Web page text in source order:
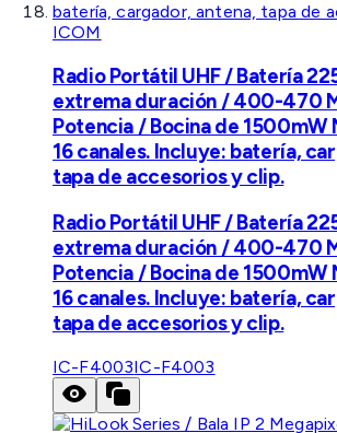
ICOM
Radio Portátil UHF / Batería
extrema duración / 400-470
Potencia / Bocina de 1500mW
16 canales. Incluye: batería,
tapa de accesorios y clip.
Radio Portátil UHF / Batería
extrema duración / 400-470
Potencia / Bocina de 1500mW
16 canales. Incluye: batería,
tapa de accesorios y clip.
IC-F4003IC-F4003